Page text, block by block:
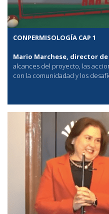
CONPERMISOLOGÍA CAP 1
Mario Marchese, director de
alcances del proyecto, las
con la comunidadad y los